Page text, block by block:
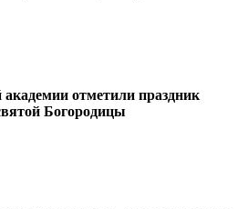
отметили праздник
Богородицы